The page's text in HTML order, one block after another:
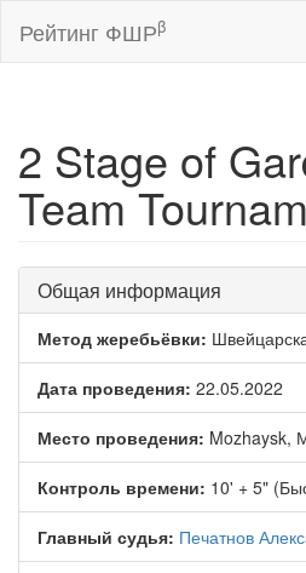
Рейтинг ФШРβ
2 Stage of
Team
Общая информация
Метод жеребьёвки:
Дата проведения: 22.05.2022
Место проведения: Mozhaysk,
Контроль времени: 10' + 5"
Главный судья: Печатнов